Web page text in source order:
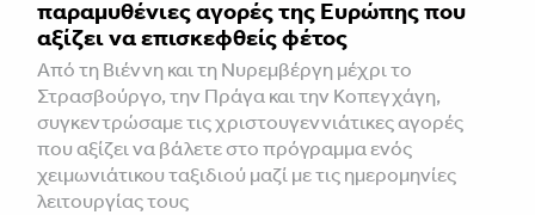
παραμυθένιες αγορές της Ευρώπης που
αξίζει να επισκεφθείς φέτος
Από τη Βιέννη και τη Νυρεμβέργη μέχρι το
Στρασβούργο, την Πράγα και την Κοπεγχάγη,
συγκεντρώσαμε τις χριστουγεννιάτικες αγορές
που αξίζει να βάλετε στο πρόγραμμα ενός
χειμωνιάτικου ταξιδιού μαζί με τις ημερομηνίες
λειτουργίας τους